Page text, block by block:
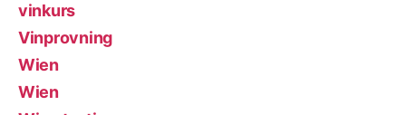
vinkurs
Vinprovning
Wien
Wien